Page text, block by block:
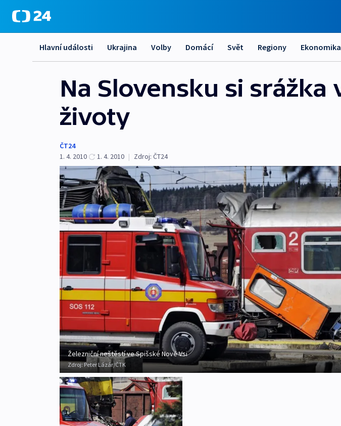
Hlavní události Ukrajina Volby Domácí Svět Regiony Ekonomika
Na Slovensku si
životy
ČT24
1. 4. 2010
1. 4. 2010 | Zdroj: ČT24
Železniční neštěstí ve Spišské Nové Vsi
Zdroj:Peter Lázár/ČTK